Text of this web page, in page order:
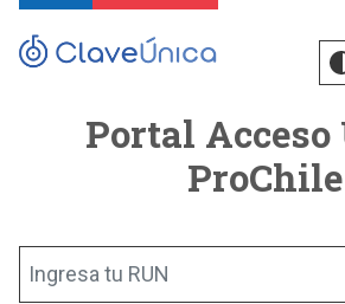
Portal Acceso
ProChile
Ingresa tu RUN